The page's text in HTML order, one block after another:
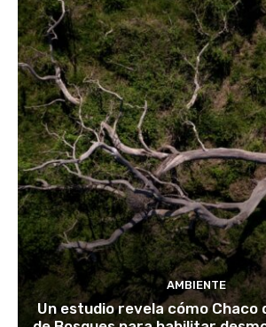
AMBIENTE
Un estudio revela cómo Chaco